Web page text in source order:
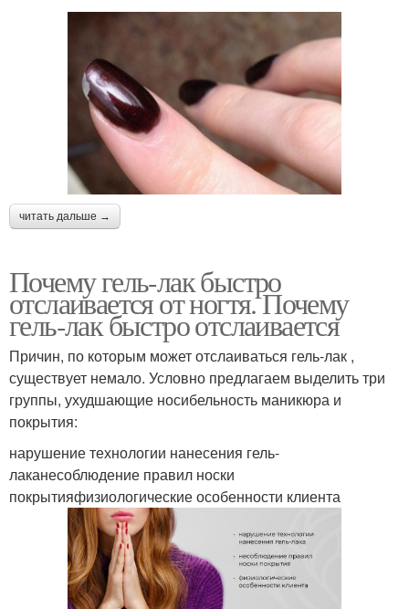
читать дальше →
Почему гель-лак быстро
отслаивается от ногтя. Почему
гель-лак быстро отслаивается
Причин, по которым может отслаиваться гель-лак ,
существует немало. Условно предлагаем выделить три
группы, ухудшающие носибельность маникюра и
покрытия:
нарушение технологии нанесения гель-
лаканесоблюдение правил носки
покрытияфизиологические особенности клиента